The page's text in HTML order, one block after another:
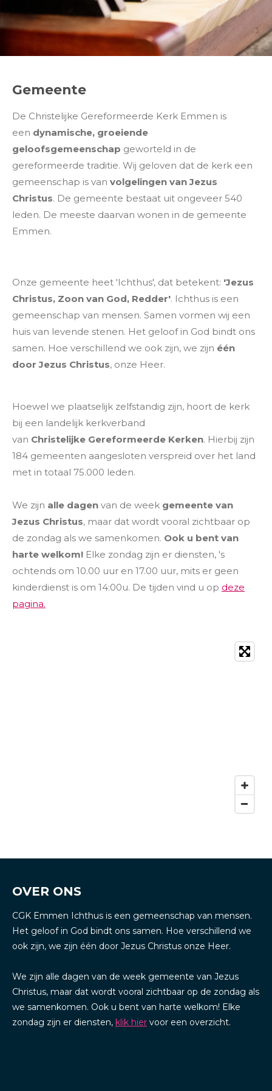
Gemeente
De Christelijke Gereformeerde Kerk Emmen is
een dynamische, groeiende
geloofsgemeenschap geworteld in de
gereformeerde traditie. Wij geloven dat de kerk een
gemeenschap is van volgelingen van Jezus
Christus. De gemeente bestaat uit ongeveer 540
leden. De meeste daarvan wonen in de gemeente
Emmen.
Onze gemeente heet 'Ichthus', dat betekent: 'Jezus
Christus, Zoon van God, Redder'. Ichthus is een
gemeenschap van mensen. Samen vormen wij een
huis van levende stenen. Het geloof in God bindt ons
samen. Hoe verschillend we ook zijn, we zijn één
door Jezus Christus, onze Heer.
Hoewel we plaatselijk zelfstandig zijn, hoort de kerk
bij een landelijk kerkverband
van Christelijke Gereformeerde Kerken. Hierbij zijn
184 gemeenten aangesloten verspreid over het land
met in totaal 75.000 leden.
We zijn alle dagen van de week gemeente van
Jezus Christus, maar dat wordt vooral zichtbaar op
de zondag als we samenkomen. Ook u bent van
harte welkom! Elke zondag zijn er diensten, 's
ochtends om 10.00 uur en 17.00 uur, mits er geen
kinderdienst is om 14:00u. De tijden vind u op deze
pagina.
OVER ONS
CGK Emmen Ichthus is een gemeenschap van mensen.
Het geloof in God bindt ons samen. Hoe verschillend we
ook zijn, we zijn één door Jezus Christus onze Heer.
We zijn alle dagen van de week gemeente van Jezus
Christus, maar dat wordt vooral zichtbaar op de zondag als
we samenkomen. Ook u bent van harte welkom! Elke
zondag zijn er diensten, klik hier voor een overzicht.